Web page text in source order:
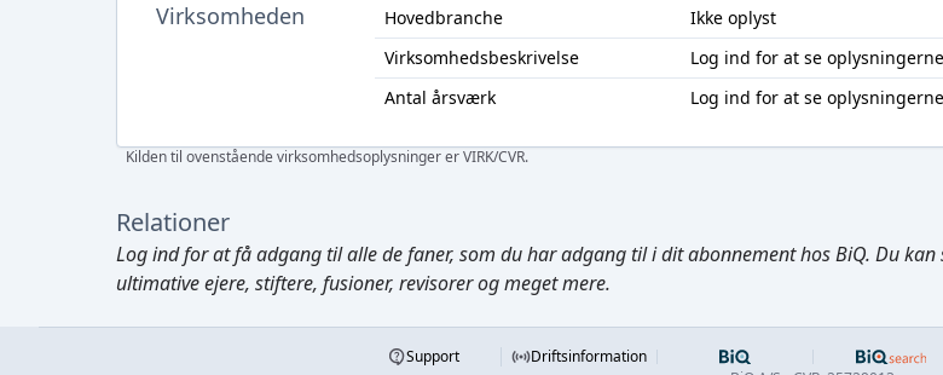
Virksomheden Hovedbranche
Ikke oplyst
Virksomhedsbeskrivelse
Log ind for at se
Antal årsværk
Log ind for at se
Kilden til ovenstående virksomhedsoplysninger er VIRK/CVR.
Relationer
Log indfor at få adgang til alle de faner, som du har adgang til i dit abonnement hos BiQ. Du
ultimative ejere, stiftere, fusioner, revisorer og meget mere.
Support
Driftsinformation